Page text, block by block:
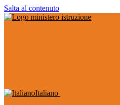
Salta al contenuto
Italiano